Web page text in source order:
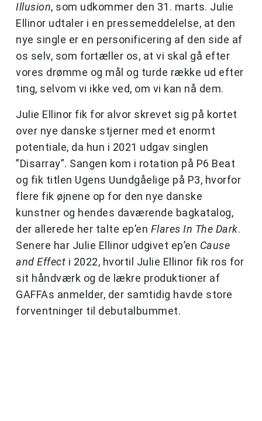
Illusion, som udkommer den 31. marts. Julie
Ellinor udtaler i en pressemeddelelse, at den
nye single er en personificering af den side af
os selv, som fortæller os, at vi skal gå efter
vores drømme og mål og turde række ud efter
ting, selvom vi ikke ved, om vi kan nå dem.
Julie Ellinor fik for alvor skrevet sig på kortet
over nye danske stjerner med et enormt
potentiale, da hun i 2021 udgav singlen
”Disarray”. Sangen kom i rotation på P6 Beat
og fik titlen Ugens Uundgåelige på P3, hvorfor
flere fik øjnene op for den nye danske
kunstner og hendes daværende bagkatalog,
der allerede her talte ep’en Flares In The Dark.
Senere har Julie Ellinor udgivet ep’en Cause
and Effect i 2022, hvortil Julie Ellinor fik ros for
sit håndværk og de lækre produktioner af
GAFFAs anmelder, der samtidig havde store
forventninger til debutalbummet.